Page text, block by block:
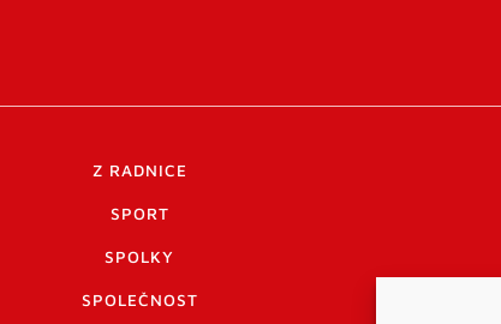
Z RADNICE
SPORT
SPOLKY
SPOLEČNOST